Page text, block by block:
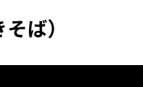
ば）